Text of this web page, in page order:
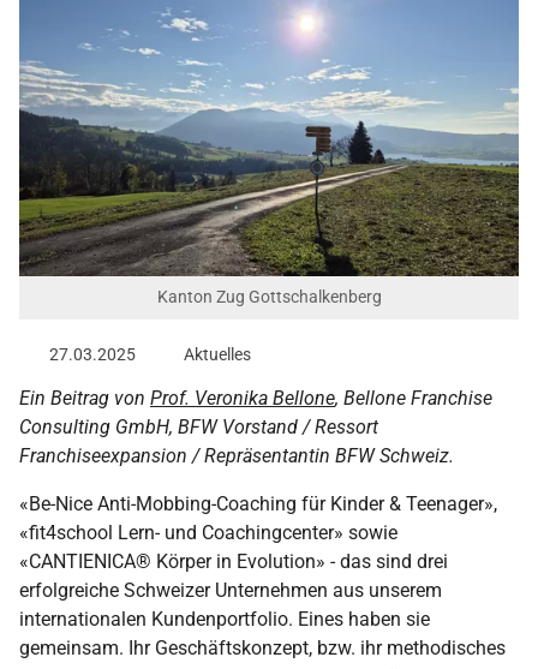
Kanton Zug Gottschalkenberg
27.03.2025 Aktuelles
Ein Beitrag von Prof. Veronika Bellone, Bellone Franchise
Consulting GmbH, BFW Vorstand / Ressort
Franchiseexpansion / Repräsentantin BFW Schweiz.
«Be-Nice Anti-Mobbing-Coaching für Kinder & Teenager»,
«fit4school Lern- und Coachingcenter» sowie
«CANTIENICA® Körper in Evolution» - das sind drei
erfolgreiche Schweizer Unternehmen aus unserem
internationalen Kundenportfolio. Eines haben sie
gemeinsam. Ihr Geschäftskonzept, bzw. ihr methodisches